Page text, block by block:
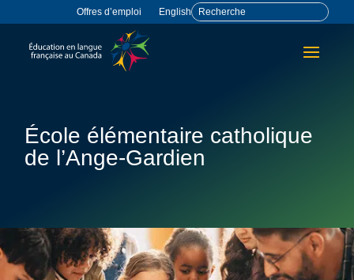
Offres d’emploi English
École élémentaire catholique
de l’Ange-Gardien